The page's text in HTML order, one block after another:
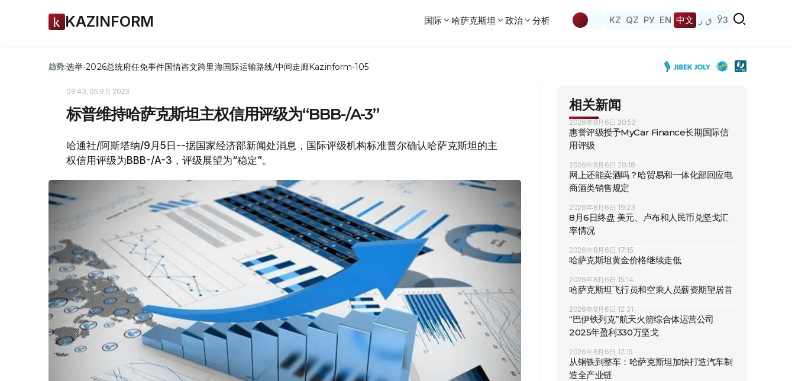
KAZINFORM 国际 哈萨克斯坦 政治 分析 KZ QZ РУ EN 中文 ق ز ЎЗ
趋势:选举-2026总统府任免事件国情咨文跨里海国际运输路线/中间走廊Kazinform-105
09:43, 05 9月 2023
标普维持哈萨克斯坦主权信用评级为“BBB-/A-3”
哈通社/阿斯塔纳/9月5日--据国家经济部新闻处消息，国际评级机构标准普尔确认哈萨克斯坦的主
权信用评级为BBB-/A-3，评级展望为“稳定”。
相关新闻
2026年8月6日 20:52
惠誉评级授予MyCar Finance长期国际信
用评级
2026年8月6日 20:18
网上还能卖酒吗？哈贸易和一体化部回应电
商酒类销售规定
2026年8月6日 19:23
8月6日终盘 美元、卢布和人民币兑坚戈汇
率情况
2026年8月6日 17:15
哈萨克斯坦黄金价格继续走低
2026年8月6日 15:14
哈萨克斯坦飞行员和空乘人员薪资期望居首
2026年8月6日 12:31
“巴伊铁列克”航天火箭综合体运营公司
2025年盈利330万坚戈
2026年8月6日 12:15
从钢铁到整车：哈萨克斯坦加快打造汽车制
造全产业链